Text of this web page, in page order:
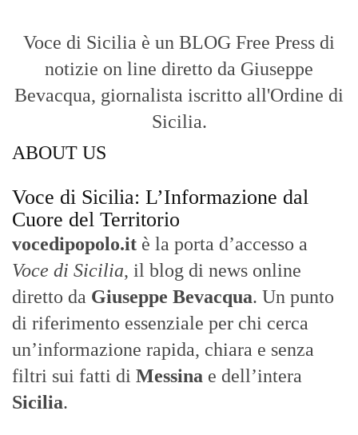
Voce di Sicilia è un BLOG Free Press di
notizie on line diretto da Giuseppe
Bevacqua, giornalista iscritto all'Ordine di
Sicilia.
ABOUT US
Voce di Sicilia: L’Informazione dal
Cuore del Territorio
vocedipopolo.it è la porta d’accesso a
Voce di Sicilia, il blog di news online
diretto da Giuseppe Bevacqua. Un punto
di riferimento essenziale per chi cerca
un’informazione rapida, chiara e senza
filtri sui fatti di Messina e dell’intera
Sicilia.